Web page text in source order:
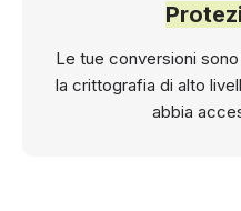
Le tue conversioni
la crittografia di alto
abbia